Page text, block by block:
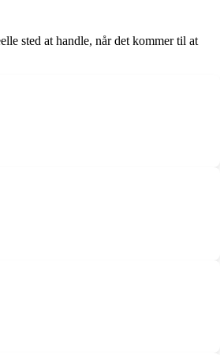
sted at handle, når det kommer til at